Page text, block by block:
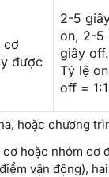
cơ
được
2-5
on, 2-5
giây off.
Tỷ lệ
off = 1:1
hoặc chương
hoặc nhóm cơ
vận động),